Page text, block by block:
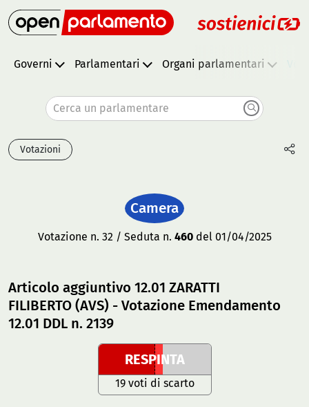
Governi Parlamentari Organi parlamentari
Cerca un parlamentare
Votazioni
Camera
Votazione n. 32 / Seduta n. 460del 01/04/2025
Articolo aggiuntivo 12.01 ZARATTI
FILIBERTO (AVS) - Votazione Emendamento
12.01 DDL n. 2139
RESPINTA
19 voti di scarto